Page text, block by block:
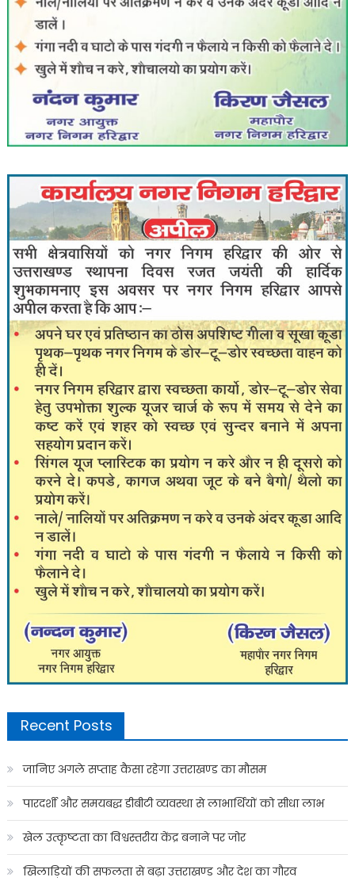
Recent Posts
जानिए अगले सप्ताह कैसा रहेगा उत्तराखण्ड का मौसम
पारदर्शी और समयबद्ध डीबीटी व्यवस्था से लाभार्थियों को सीधा लाभ
खेल उत्कृष्टता का विश्वस्तरीय केंद्र बनाने पर जोर
खिलाड़ियों की सफलता से बढ़ा उत्तराखण्ड और देश का गौरव